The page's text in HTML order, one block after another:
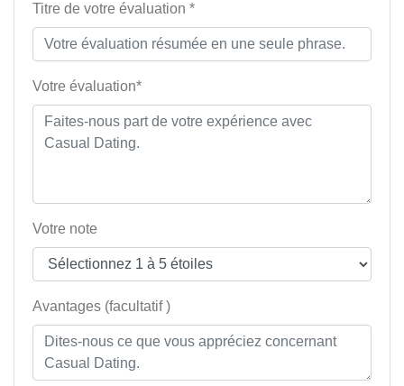
Titre de votre évaluation *
Votre évaluation*
Votre note
Avantages (facultatif )